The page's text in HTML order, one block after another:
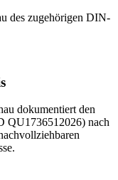
des zugehörigen DIN-
dokumentiert den
QU1736512026) nach